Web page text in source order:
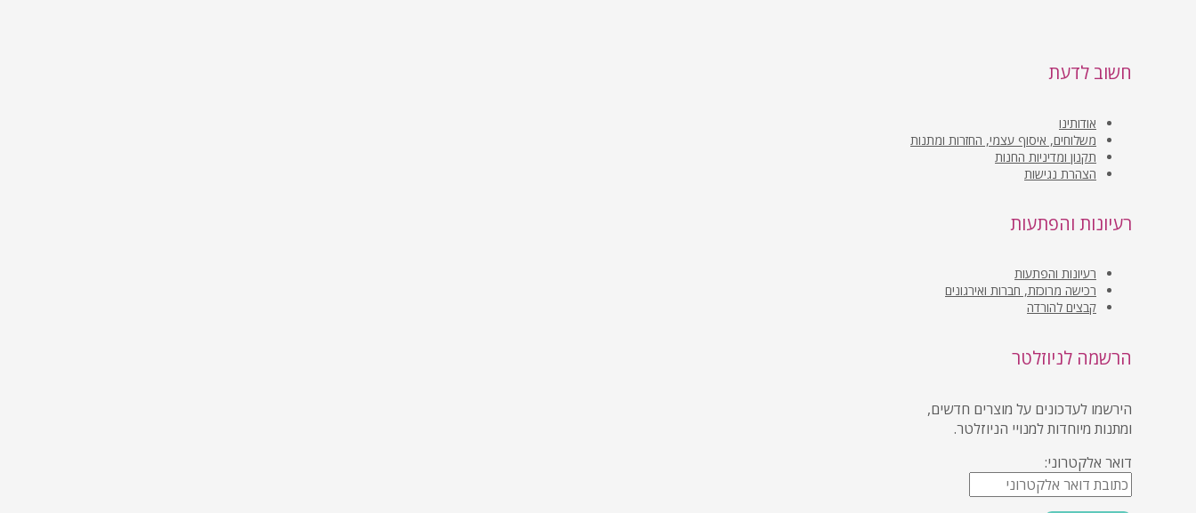
חשוב לדעת
אודותינו
משלוחים, איסוף עצמי, החזרות ומתנות
תקנון ומדיניות החנות
הצהרת נגישות
רעיונות והפתעות
רעיונות והפתעות
רכישה מרוכזת, חברות ואירגונים
קבצים להורדה
הרשמה לניוזלטר
הירשמו לעדכונים על מוצרים חדשים,
ומתנות מיוחדות למנויי הניוזלטר.
דואר אלקטרוני: